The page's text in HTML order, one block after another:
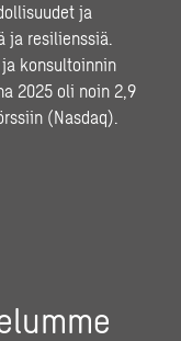
ja
ja resilienssiä.
konsultoinnin
2025 oli noin 2,9
(Nasdaq).